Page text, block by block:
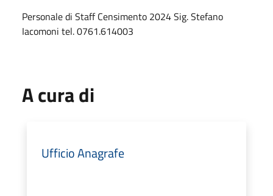
Personale di Staff Censimento 2024 Sig. Stefano
Iacomoni tel. 0761.614003
A cura di
Ufficio Anagrafe